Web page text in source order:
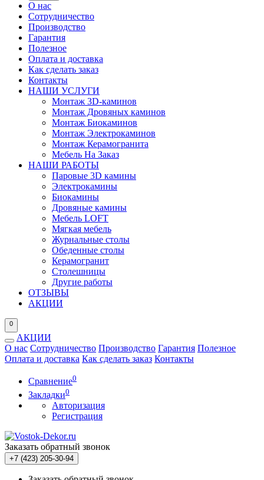
О нас
Сотрудничество
Производство
Гарантия
Полезное
Оплата и доставка
Как сделать заказ
Контакты
НАШИ УСЛУГИ
Монтаж 3D-каминов
Монтаж Дровяных каминов
Монтаж Биокаминов
Монтаж Электрокаминов
Монтаж Керамогранита
Мебель На Заказ
НАШИ РАБОТЫ
Паровые 3D камины
Электрокамины
Биокамины
Дровяные камины
Мебель LOFT
Мягкая мебель
Журнальные столы
Обеденные столы
Керамогранит
Столешницы
Другие работы
ОТЗЫВЫ
АКЦИИ
0
АКЦИИ
О нас Сотрудничество Производство Гарантия Полезное
Оплата и доставка Как сделать заказ Контакты
Сравнение0
Закладки0
Авторизация
Регистрация
Заказать обратный звонок
+7 (423) 205-30-94